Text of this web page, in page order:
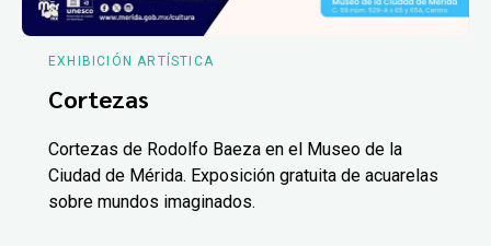
EXHIBICIÓN ARTÍSTICA
Cortezas
Cortezas de Rodolfo Baeza en el Museo de la
Ciudad de Mérida. Exposición gratuita de acuarelas
sobre mundos imaginados.